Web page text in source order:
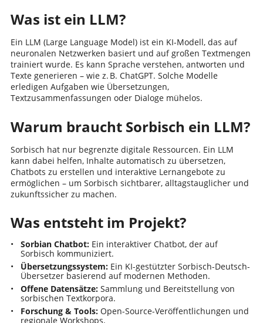
Was ist ein LLM?
Ein LLM (Large Language Model) ist ein KI-Modell, das auf
neuronalen Netzwerken basiert und auf großen Textmengen
trainiert wurde. Es kann Sprache verstehen, antworten und
Texte generieren – wie z. B. ChatGPT. Solche Modelle
erledigen Aufgaben wie Übersetzungen,
Textzusammenfassungen oder Dialoge mühelos.
Warum braucht Sorbisch ein LLM?
Sorbisch hat nur begrenzte digitale Ressourcen. Ein LLM
kann dabei helfen, Inhalte automatisch zu übersetzen,
Chatbots zu erstellen und interaktive Lernangebote zu
ermöglichen – um Sorbisch sichtbarer, alltagstauglicher und
zukunftssicher zu machen.
Was entsteht im Projekt?
Sorbian Chatbot: Ein interaktiver Chatbot, der auf
Sorbisch kommuniziert.
Übersetzungssystem: Ein KI-gestützter Sorbisch-Deutsch-
Übersetzer basierend auf modernen Methoden.
Offene Datensätze: Sammlung und Bereitstellung von
sorbischen Textkorpora.
Forschung & Tools: Open-Source-Veröffentlichungen und
regionale Workshops.